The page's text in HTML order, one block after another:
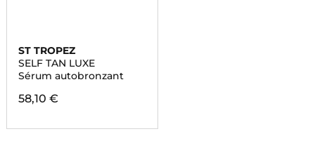
ST TROPEZ
SELF TAN LUXE
Sérum autobronzant
58,10 €